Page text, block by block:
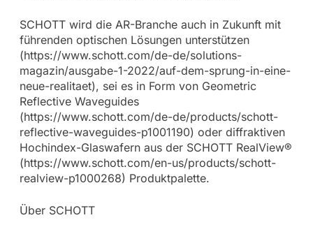
SCHOTT wird die AR-Branche auch in Zukunft mit
führenden optischen Lösungen unterstützen
(https://www.schott.com/de-de/solutions-
magazin/ausgabe-1-2022/auf-dem-sprung-in-eine-
neue-realitaet), sei es in Form von Geometric
Reflective Waveguides
(https://www.schott.com/de-de/products/schott-
reflective-waveguides-p1001190) oder diffraktiven
Hochindex-Glaswafern aus der SCHOTT RealView®
(https://www.schott.com/en-us/products/schott-
realview-p1000268) Produktpalette.
Über SCHOTT